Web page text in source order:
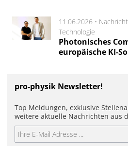
11.06.2026 • Nachricht
Technologie
Photonisches
europäische KI-
pro-physik Newsletter!
Top Meldungen, exklusive
weitere aktuelle Nachrichten aus